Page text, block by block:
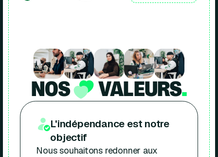
NOS VALEURS.
L'indépendance est notre
objectif
Nous souhaitons redonner aux